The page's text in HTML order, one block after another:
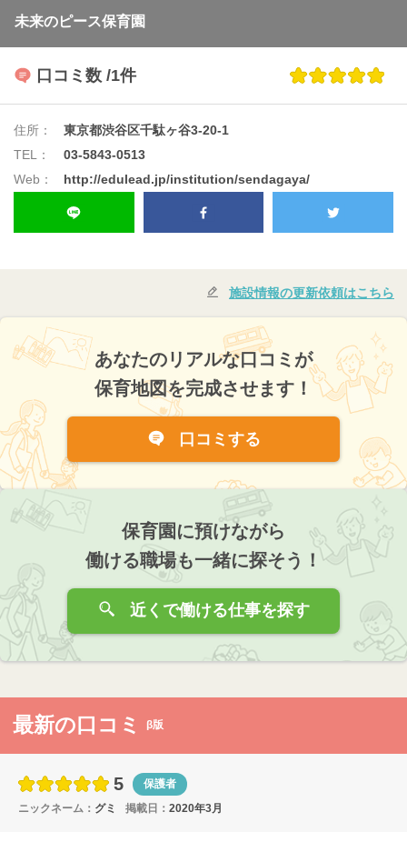
未来のピース保育園
口コミ数 /1件
住所：
東京都渋谷区千駄ヶ谷3-20-1
TEL：
03-5843-0513
Web：
http://edulead.jp/institution/sendagaya/
施設情報の更新依頼はこちら
あなたのリアルな口コミが
保育地図を完成させます！
口コミする
保育園に預けながら
働ける職場も一緒に探そう！
近くで働ける仕事を探す
最新の口コミ β版
5
保護者
ニックネーム： グミ 掲載日： 2020年3月